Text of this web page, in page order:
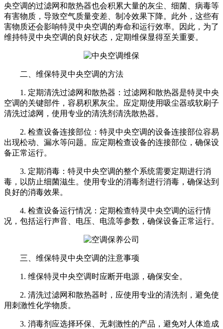
央空调的过滤网和散热器也会积累大量的灰尘、细菌、病毒等
有害物质，导致空气质量变差、制冷效果下降。此外，这些有
害物质还会影响特灵中央空调的寿命和运行效率。因此，为了
维持特灵中央空调的良好状态，定期维保显得至关重要。
二、维保特灵中央空调的方法
1. 定期清洗过滤网和散热器：过滤网和散热器是特灵中央
空调的关键部件，容易积累灰尘。应定期使用吸尘器或软刷子
清洗过滤网，使用专业的清洗剂清洗散热器。
2. 检查设备连接部位：特灵中央空调的设备连接部位容易
出现松动、漏水等问题。应定期检查设备的连接部位，确保设
备正常运行。
3. 定期消毒：特灵中央空调的整个系统需要定期进行消
毒，以防止细菌滋生。使用专业的消毒剂进行消毒，确保达到
良好的消毒效果。
4. 检查设备运行情况：定期检查特灵中央空调的运行情
况，包括运行声音、电压、电流等参数，确保设备正常运行。
三、维保特灵中央空调的注意事项
1. 维保特灵中央空调时应断开电源，确保安全。
2. 清洗过滤网和散热器时，应使用专业的清洗剂，避免使
用刺激性化学物质。
3. 消毒剂应选择环保、无刺激性的产品，避免对人体造成